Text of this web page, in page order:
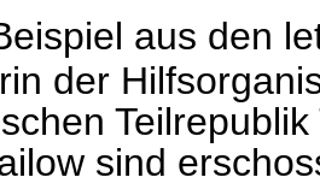
aus den
der
sind